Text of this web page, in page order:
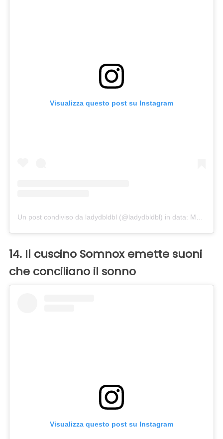
Visualizza questo post su Instagram
Un post condiviso da ladydbldbl (@ladydbldbl) in data: Mar 29, 2018 at 8:55 PDT
14. Il cuscino Somnox emette suoni
che conciliano il sonno
Visualizza questo post su Instagram